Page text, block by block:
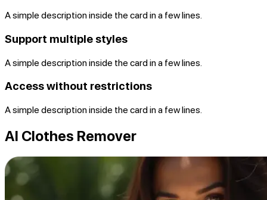
A simple description inside the card in a few lines.
Support multiple styles
A simple description inside the card in a few lines.
Access without restrictions
A simple description inside the card in a few lines.
AI Clothes Remover